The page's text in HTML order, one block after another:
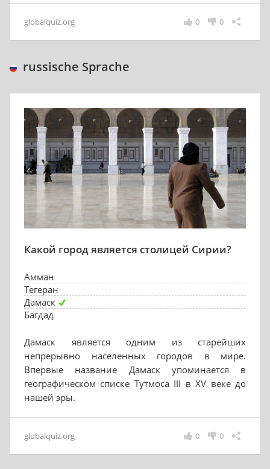
globalquiz.org 0
0
russische Sprache
Какой город является столицей Сирии?
Амман
Тегеран
Дамаск
Багдад
Дамаск является одним из старейших
непрерывно населенных городов в мире.
Впервые название Дамаск упоминается в
географическом списке Тутмоса III в XV веке до
нашей эры.
globalquiz.org 0
0